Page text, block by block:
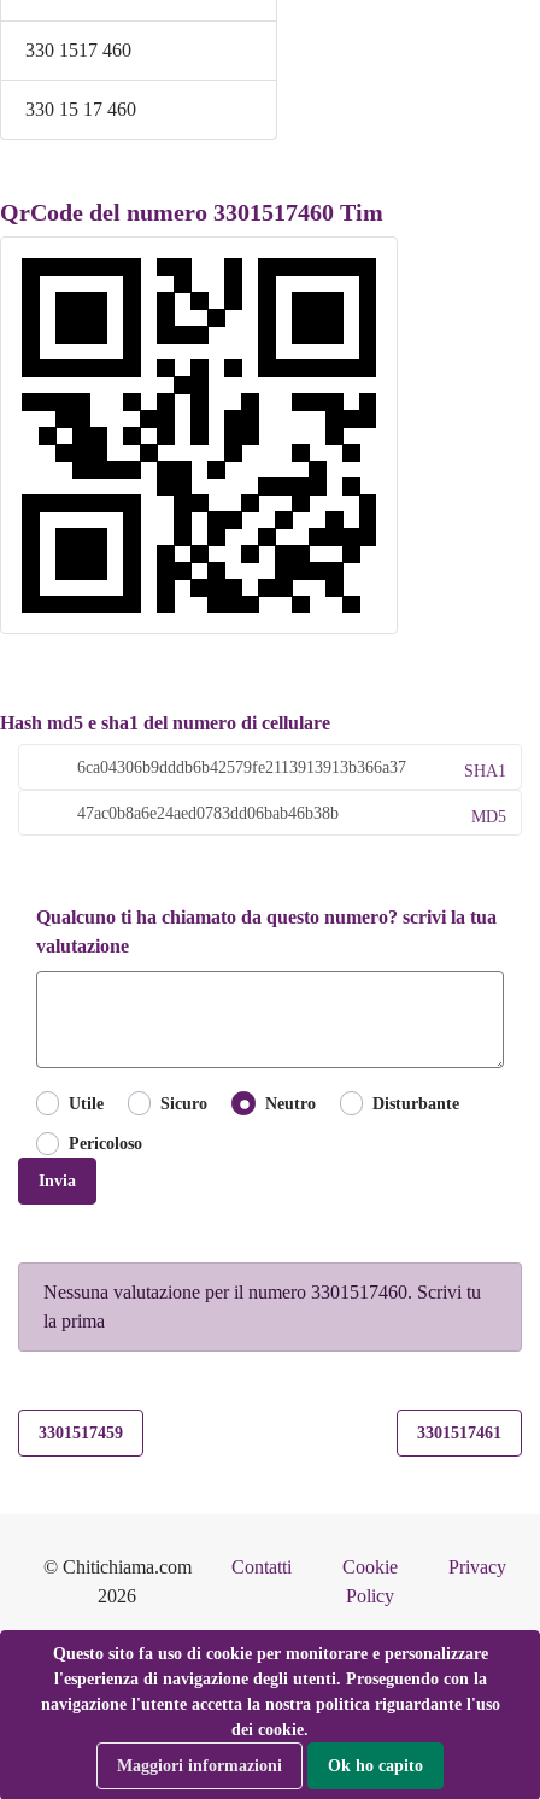
330 1517 460
330 15 17 460
QrCode del numero 3301517460 Tim
Hash md5 e sha1 del numero di cellulare
SHA1
MD5
Qualcuno ti ha chiamato da questo numero? scrivi la tua
valutazione
Utile Sicuro Neutro Disturbante
Pericoloso
Invia
Nessuna valutazione per il numero 3301517460. Scrivi tu
la prima
3301517459 3301517461
© Chitichiama.com
2026
Contatti
Cookie
Policy
Privacy
Questo sito fa uso di cookie per monitorare e personalizzare
l'esperienza di navigazione degli utenti. Proseguendo con la
navigazione l'utente accetta la nostra politica riguardante l'uso
dei cookie.
Maggiori informazioni
Ok ho capito